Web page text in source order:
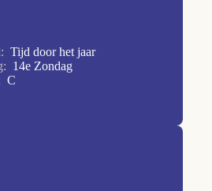
Tijd door het jaar
14e Zondag
C